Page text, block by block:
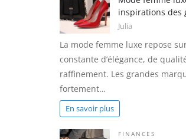
inspirations des
Julia
La mode femme luxe repose
constante d’élégance, de
raffinement. Les grandes
fortement…
En savoir plus
FINANCES